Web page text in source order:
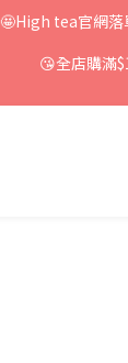
🤩High tea官網落
😘全店購滿